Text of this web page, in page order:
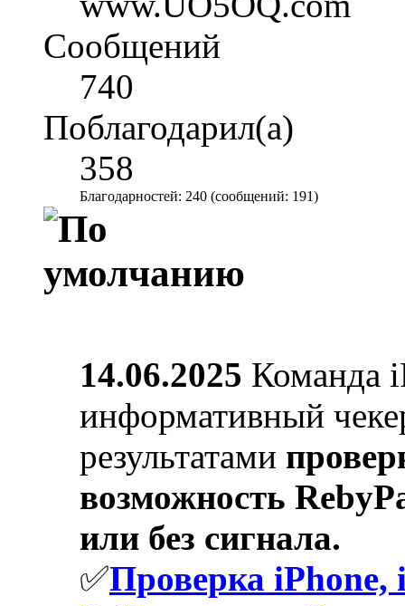
Сообщений
740
Поблагодарил(а)
358
Благодарностей: 240 (сообщений: 191)
14.06.2025 Команда
информативный
результатами
возможность
или без сигнала.
✅Проверка iPhone,